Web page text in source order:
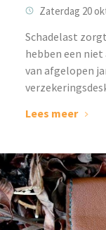
Zaterdag 20
Schadelast
hebben een
van afgelopen
Lees meer